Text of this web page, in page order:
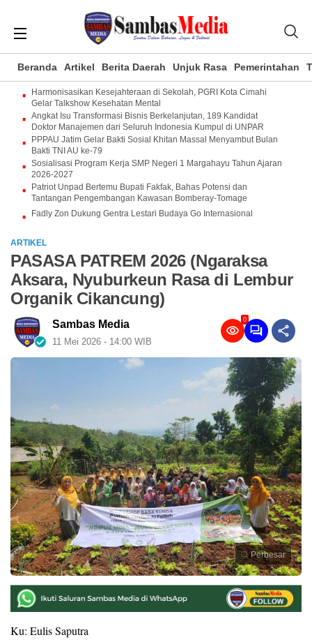
Beranda Artikel Berita Daerah Unjuk Rasa Pemerintahan
Harmonisasikan Kesejahteraan di Sekolah, PGRI Kota Cimahi
Gelar Talkshow Kesehatan Mental
Angkat Isu Transformasi Bisnis Berkelanjutan, 189 Kandidat
Doktor Manajemen dari Seluruh Indonesia Kumpul di UNPAR
PPPAU Jatim Gelar Bakti Sosial Khitan Massal Menyambut Bulan
Bakti TNI AU ke-79
Sosialisasi Program Kerja SMP Negeri 1 Margahayu Tahun Ajaran
2026-2027
Patriot Unpad Bertemu Bupati Fakfak, Bahas Potensi dan
Tantangan Pengembangan Kawasan Bomberay-Tomage
Fadly Zon Dukung Gentra Lestari Budaya Go Internasional
ARTIKEL
PASASA PATREM 2026 (Ngaraksa
Aksara, Nyuburkeun Rasa di Lembur
Organik Cikancung)
Sambas Media
11 Mei 2026 - 14:00 WIB
0
Perbesar
Ku: Eulis Saputra